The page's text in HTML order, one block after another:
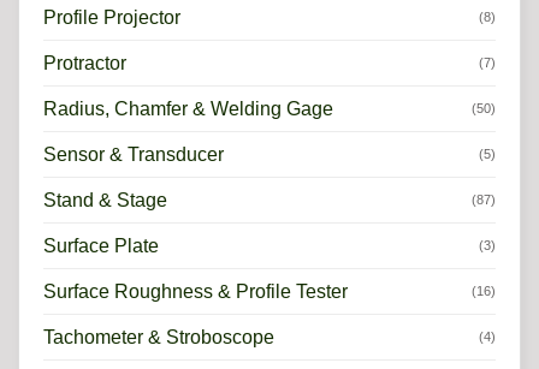
Profile Projector (8)
Protractor (7)
Radius, Chamfer & Welding Gage (50)
Sensor & Transducer (5)
Stand & Stage (87)
Surface Plate (3)
Surface Roughness & Profile Tester (16)
Tachometer & Stroboscope (4)